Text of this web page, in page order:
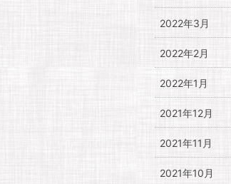
2022年3月
2022年2月
2022年1月
2021年12月
2021年11月
2021年10月